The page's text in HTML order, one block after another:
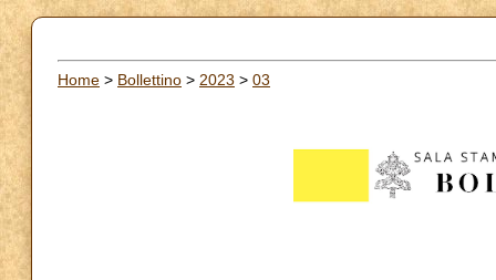
Home > Bollettino > 2023 > 03